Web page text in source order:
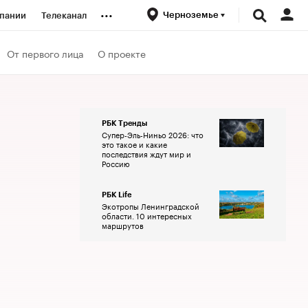
Телеканал ... Черноземье
От первого лица О проекте
РБК Тренды
Супер-Эль-Ниньо 2026: что
это такое и какие
последствия ждут мир и
Россию
РБК Life
Экотропы Ленинградской
области. 10 интересных
маршрутов